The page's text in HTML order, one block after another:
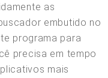
as
embutido no
programa para
precisa em tempo
mais